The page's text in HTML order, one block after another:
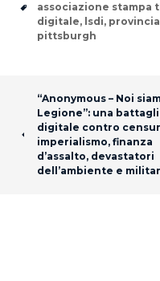
Tags
associazione stampa
digitale, lsdi,
pittsburgh
Post
“Anonymous – Noi
Legione”: una
digitale contro
imperialismo, finanza
d’assalto, devastatori
dell’ambiente e